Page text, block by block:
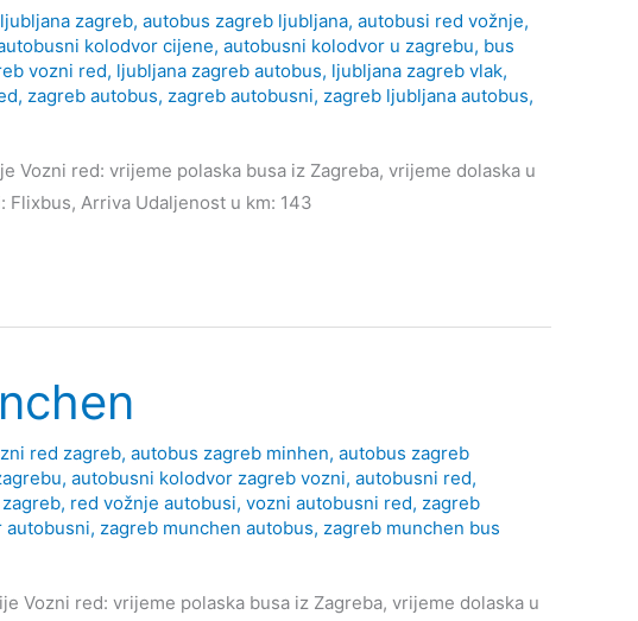
zagreb, autobus zagreb ljubljana, autobusi red vožnje,
kolodvor cijene, autobusni kolodvor u zagrebu, bus
vozni red, ljubljana zagreb autobus, ljubljana zagreb vlak,
, zagreb autobus, zagreb autobusni, zagreb ljubljana autobus,
Vozni red: vrijeme polaska busa iz Zagreba, vrijeme dolaska u
Arriva Udaljenost u km: 143
red zagreb, autobus zagreb minhen, autobus zagreb
, autobusni kolodvor zagreb vozni, autobusni red,
, red vožnje autobusi, vozni autobusni red, zagreb
autobusni, zagreb munchen autobus, zagreb munchen bus
Vozni red: vrijeme polaska busa iz Zagreba, vrijeme dolaska u